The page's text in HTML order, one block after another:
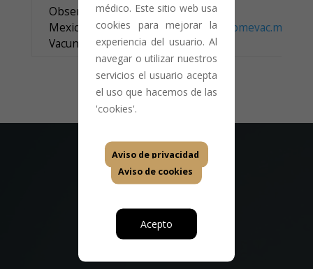
Observatorio
Mexicano de
Vacunación.
https://www.omevac.mx/
médico. Este sitio web usa
cookies para mejorar la
experiencia del usuario. Al
navegar o utilizar nuestros
servicios el usuario acepta
el uso que hacemos de las
'cookies'.
Aviso de privacidad
Aviso de cookies
Acepto